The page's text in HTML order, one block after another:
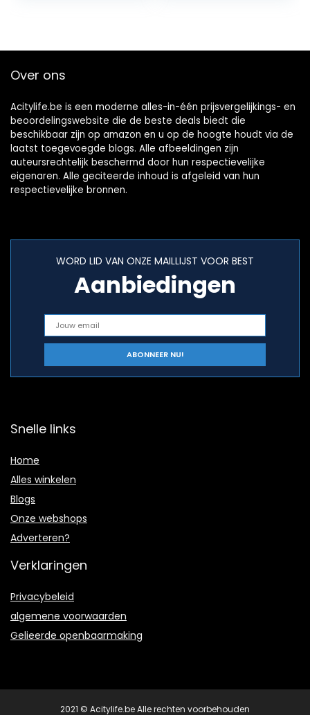
Over ons
Acitylife.be is een moderne alles-in-één prijsvergelijkings- en
beoordelingswebsite die de beste deals biedt die
beschikbaar zijn op amazon en u op de hoogte houdt via de
laatst toegevoegde blogs. Alle afbeeldingen zijn
auteursrechtelijk beschermd door hun respectievelijke
eigenaren. Alle geciteerde inhoud is afgeleid van hun
respectievelijke bronnen.
WORD LID VAN ONZE MAILLIJST VOOR BEST
Aanbiedingen
Snelle links
Home
Alles winkelen
Blogs
Onze webshops
Adverteren?
Verklaringen
Privacybeleid
algemene voorwaarden
Gelieerde openbaarmaking
2021 © Acitylife.be Alle rechten voorbehouden